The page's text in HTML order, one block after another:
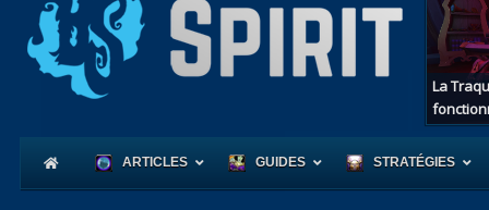
La
ARTICLES GUIDES STRATÉGIES